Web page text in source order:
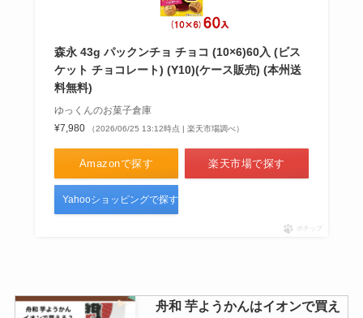
る？セブン-イレブンで買える？
ってる？セブンで買える？通販で
手に入る？
森永 43g パックンチョ チョコ (10×6)60入 (ビス
ケット チョコレート) (Y10)(ケース販売) (本州送
料無料)
ゆっくんのお菓子倉庫
¥7,980
（2026/06/25 13:12時点 | 楽天市場調べ）
Amazonで探す 楽天市場で探す
Yahooショッピングで探す
ポチップ
舟和 芋ようかんはイオンで買え